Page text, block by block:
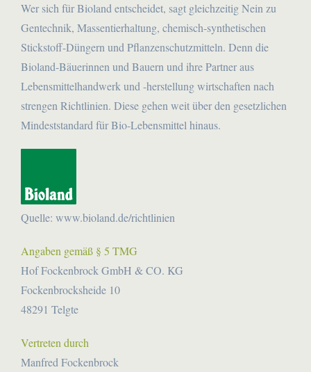
Wer sich für Bioland entscheidet, sagt gleichzeitig Nein zu
Gentechnik, Massentierhaltung, chemisch-synthetischen
Stickstoff-Düngern und Pflanzenschutzmitteln. Denn die
Bioland-Bäuerinnen und Bauern und ihre Partner aus
Lebensmittelhandwerk und -herstellung wirtschaften nach
strengen Richtlinien. Diese gehen weit über den gesetzlichen
Mindeststandard für Bio-Lebensmittel hinaus.
Quelle: www.bioland.de/richtlinien
Angaben gemäß § 5 TMG
Hof Fockenbrock GmbH & CO. KG
Fockenbrocksheide 10
48291 Telgte
Vertreten durch
Manfred Fockenbrock